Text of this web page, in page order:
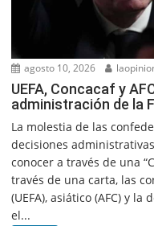
agosto 10, 2026
UEFA, Concacaf y
administración de la
La molestia de las
decisiones
conocer a través de una
través de una carta, las
(UEFA), asiático (AFC) y
el...